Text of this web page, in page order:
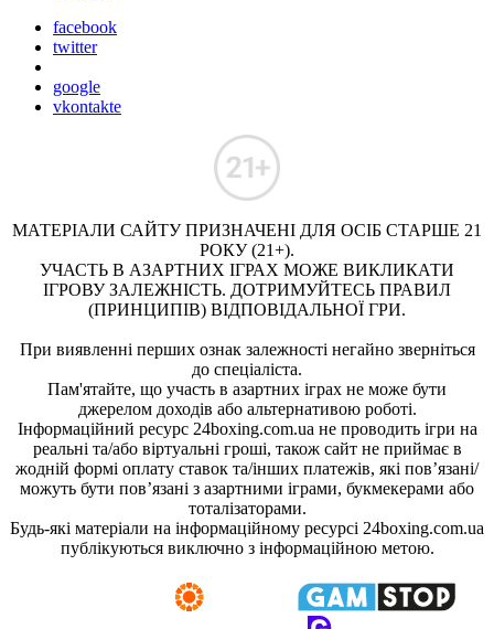
facebook
twitter
google
vkontakte
МАТЕРІАЛИ САЙТУ ПРИЗНАЧЕНІ ДЛЯ ОСІБ СТАРШЕ 21
РОКУ (21+).
УЧАСТЬ В АЗАРТНИХ ІГРАХ МОЖЕ ВИКЛИКАТИ
ІГРОВУ ЗАЛЕЖНІСТЬ. ДОТРИМУЙТЕСЬ ПРАВИЛ
(ПРИНЦИПІВ) ВІДПОВІДАЛЬНОЇ ГРИ.
При виявленні перших ознак залежності негайно зверніться
до спеціаліста.
Пам'ятайте, що участь в азартних іграх не може бути
джерелом доходів або альтернативою роботі.
Інформаційний ресурс 24boxing.com.ua не проводить ігри на
реальні та/або віртуальні гроші, також сайт не приймає в
жодній формі оплату ставок та/інших платежів, які пов’язані/
можуть бути пов’язані з азартними іграми, букмекерами або
тоталізаторами.
Будь-які матеріали на інформаційному ресурсі 24boxing.com.ua
публікуються виключно з інформаційною метою.